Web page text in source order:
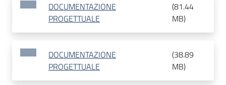
DOCUMENTAZIONE
PROGETTUALE
(81.44
MB)
DOCUMENTAZIONE
PROGETTUALE
(38.89
MB)